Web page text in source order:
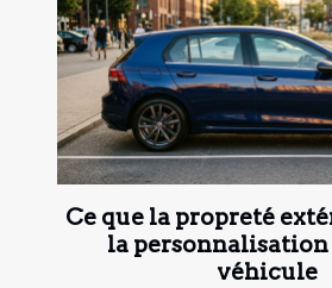
Ce que la propreté
la
véhicule